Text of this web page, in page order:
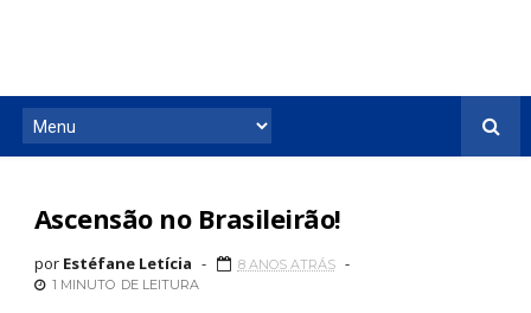
Ascensão no Brasileirão!
por Estéfane Letícia
8 ANOS ATRÁS
1 MINUTO DE LEITURA